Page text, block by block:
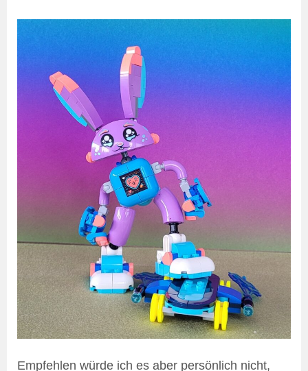
Empfehlen würde ich es aber persönlich nicht,